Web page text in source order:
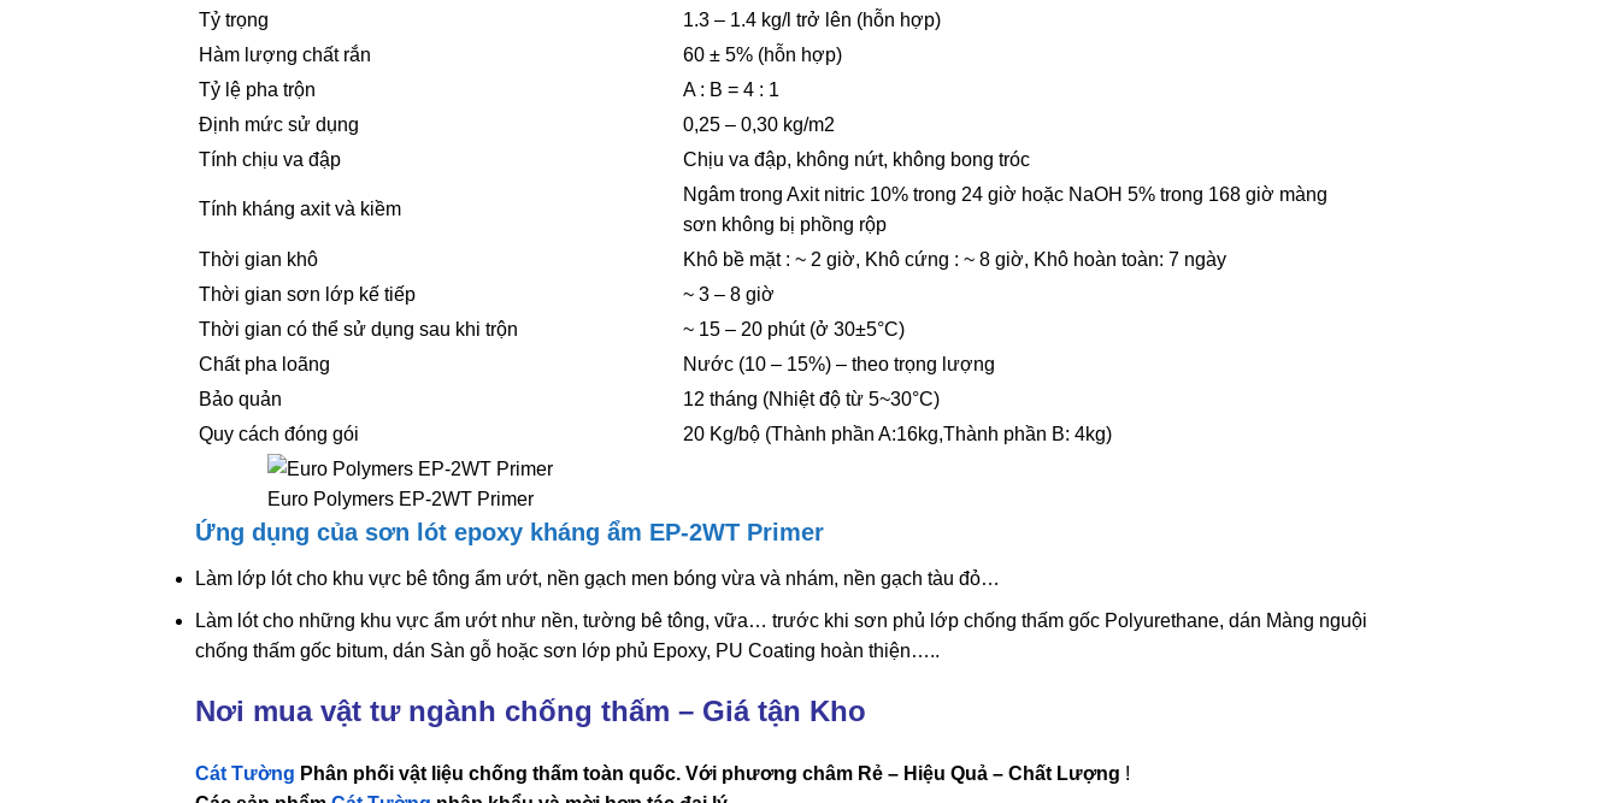
Tỷ trọng
1.3 – 1.4 kg/l trở lên (hỗn hợp)
Hàm lượng chất rắn
60 ± 5% (hỗn hợp)
Tỷ lệ pha trộn
A : B = 4 : 1
Định mức sử dụng
0,25 – 0,30 kg/m2
Tính chịu va đập
Chịu va đập, không nứt, không bong tróc
Tính kháng axit và kiềm
Ngâm trong Axit nitric 10% trong 24 giờ hoặc NaOH 5% trong 168 giờ màng
sơn không bị phồng rộp
Thời gian khô
Khô bề mặt : ~ 2 giờ, Khô cứng : ~ 8 giờ, Khô hoàn toàn: 7 ngày
Thời gian sơn lớp kế tiếp
~ 3 – 8 giờ
Thời gian có thể sử dụng sau khi trộn
~ 15 – 20 phút (ở 30±5°C)
Chất pha loãng
Nước (10 – 15%) – theo trọng lượng
Bảo quản
12 tháng (Nhiệt độ từ 5~30°C)
Quy cách đóng gói
20 Kg/bộ (Thành phần A:16kg,Thành phần B: 4kg)
Euro Polymers EP-2WT Primer
Ứng dụng của sơn lót epoxy kháng ẩm EP-2WT Primer
Làm lớp lót cho khu vực bê tông ẩm ướt, nền gạch men bóng vừa và nhám, nền gạch tàu đỏ…
Làm lót cho những khu vực ẩm ướt như nền, tường bê tông, vữa… trước khi sơn phủ lớp chống thấm gốc Polyurethane, dán Màng nguội
chống thấm gốc bitum, dán Sàn gỗ hoặc sơn lớp phủ Epoxy, PU Coating hoàn thiện…..
Nơi mua vật tư ngành chống thấm – Giá tận Kho
Cát Tường Phân phối vật liệu chống thấm toàn quốc. Với phương châm Rẻ – Hiệu Quả – Chất Lượng !